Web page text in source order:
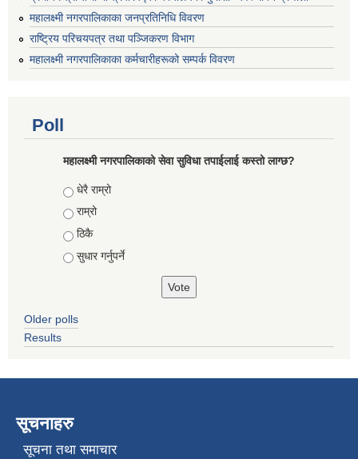
महालक्ष्मी नगरपालिकाका जनप्रतिनिधि विवरण
राष्ट्रिय परिचयपत्र तथा पञ्जिकरण विभाग
महालक्ष्मी नगरपालिकाका कर्मचारीहरूको सम्पर्क विवरण
Poll
महालक्ष्मी नगरपालिकाको सेवा सुविधा तपाईलाई कस्तो लाग्छ?
Choices
धेरै राम्रो
राम्रो
ठिकै
सुधार गर्नुपर्ने
Older polls
Results
सूचनाहरु
सूचना तथा समाचार